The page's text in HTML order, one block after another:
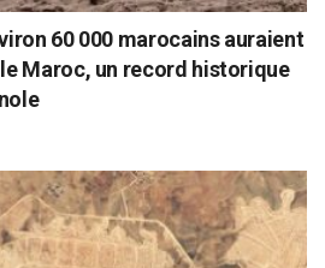
60 000 marocains auraient
Maroc, un record historique